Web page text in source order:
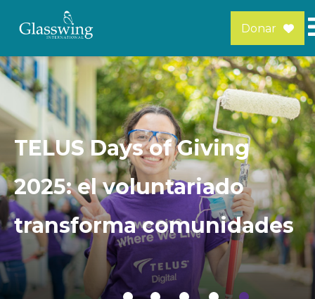
Donar
TELUS Days of Giving
2025: el voluntariado
transforma comunidades